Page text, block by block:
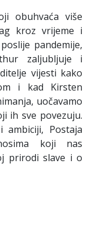
obuhvaća više
kroz vrijeme i
pandemije,
zaljubljuje i
vijesti kako
i kad Kirsten
uočavamo
ih sve povezuju.
ambiciji, Postaja
koji nas
prirodi slave i o